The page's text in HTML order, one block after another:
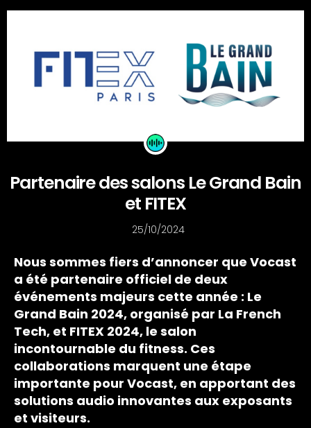
Partenaire des salons Le Grand Bain
et FITEX
25/10/2024
Nous sommes fiers d’annoncer que Vocast
a été partenaire officiel de deux
événements majeurs cette année : Le
Grand Bain 2024, organisé par La French
Tech, et FITEX 2024, le salon
incontournable du fitness. Ces
collaborations marquent une étape
importante pour Vocast, en apportant des
solutions audio innovantes aux exposants
et visiteurs.